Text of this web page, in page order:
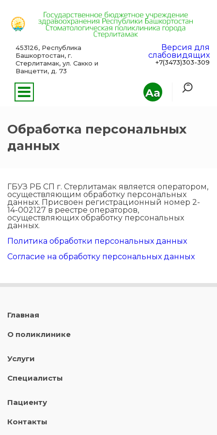
Aa
453126, Республика
Башкортостан, г.
Стерлитамак, ул. Сакко и
Ванцетти, д. 73
Версия для
слабовидящих
+7(3473)303-309
Обработка персональных
данных
ГБУЗ РБ СП г. Стерлитамак является оператором,
осуществляющим обработку персональных
данных. Присвоен регистрационный номер 2-
14-002127 в реестре операторов,
осуществляющих обработку персональных
данных.
Политика обработки персональных данных
Согласие на обработку персональных данных
Главная
О поликлинике
Услуги
Специалисты
Пациенту
Контакты